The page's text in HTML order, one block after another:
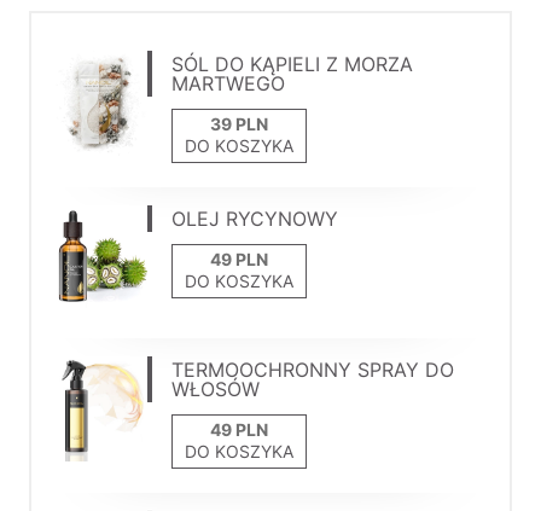
SÓL DO KĄPIELI Z MORZA
MARTWEGO
DO KOSZYKA
OLEJ RYCYNOWY
DO KOSZYKA
TERMOOCHRONNY SPRAY DO
WŁOSÓW
DO KOSZYKA